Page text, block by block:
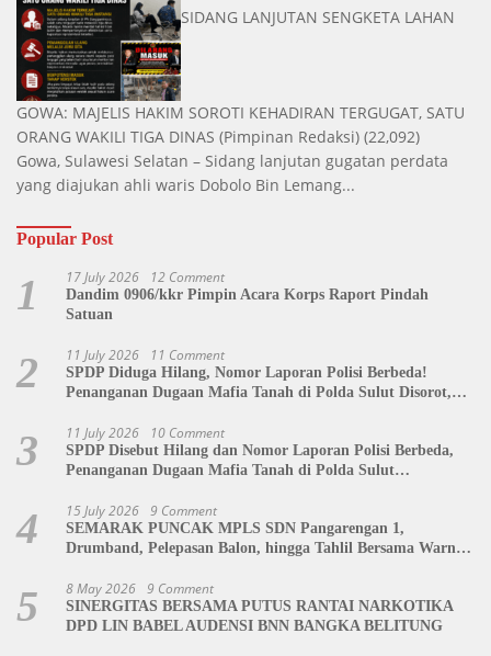
SIDANG LANJUTAN SENGKETA LAHAN
GOWA: MAJELIS HAKIM SOROTI KEHADIRAN TERGUGAT, SATU
ORANG WAKILI TIGA DINAS (Pimpinan Redaksi) (22,092)
Gowa, Sulawesi Selatan – Sidang lanjutan gugatan perdata
yang diajukan ahli waris Dobolo Bin Lemang...
Popular Post
1 17 July 2026 12 Comment
Dandim 0906/kkr Pimpin Acara Korps Raport Pindah
Satuan
2 11 July 2026 11 Comment
SPDP Diduga Hilang, Nomor Laporan Polisi Berbeda!
Penanganan Dugaan Mafia Tanah di Polda Sulut Disorot,
3 11 July 2026 10 Comment
SPDP Disebut Hilang dan Nomor Laporan Polisi Berbeda,
Penanganan Dugaan Mafia Tanah di Polda Sulut
4 15 July 2026 9 Comment
SEMARAK PUNCAK MPLS SDN Pangarengan 1,
Drumband, Pelepasan Balon, hingga Tahlil Bersama Warnai
5 8 May 2026 9 Comment
SINERGITAS BERSAMA PUTUS RANTAI NARKOTIKA
DPD LIN BABEL AUDENSI BNN BANGKA BELITUNG